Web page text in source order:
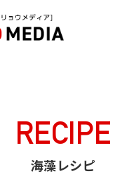
海藻レシピ
RECIPE
海藻レシピ